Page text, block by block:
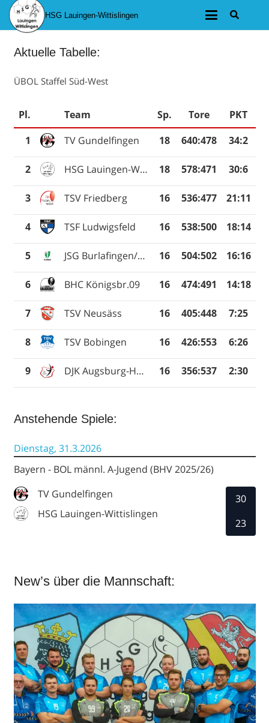
HSG Lauingen-Wittislingen
Aktuelle Tabelle:
ÜBOL Staffel Süd-West
Pl. Team Sp. Tore
PKT
1
TV Gundelfingen 18 640:478 34:2
2 HSG Lauingen-Wittislingen 18 578:471 30:6
3 TSV Friedberg 16 536:477 21:11
4 TSF Ludwigsfeld 16 538:500 18:14
5 JSG Burlafingen/Straß 16 504:502 16:16
6 BHC Königsbr.09 16 474:491 14:18
7 TSV Neusäss 16 405:448 7:25
8 TSV Bobingen 16 426:553 6:26
9 DJK Augsburg-Hochzoll 16 356:537 2:30
Anstehende Spiele:
Dienstag, 31.3.2026
Bayern - BOL männl. A-Jugend (BHV 2025/26)
TV Gundelfingen
HSG Lauingen-Wittislingen
30
23
New’s über die Mannschaft: